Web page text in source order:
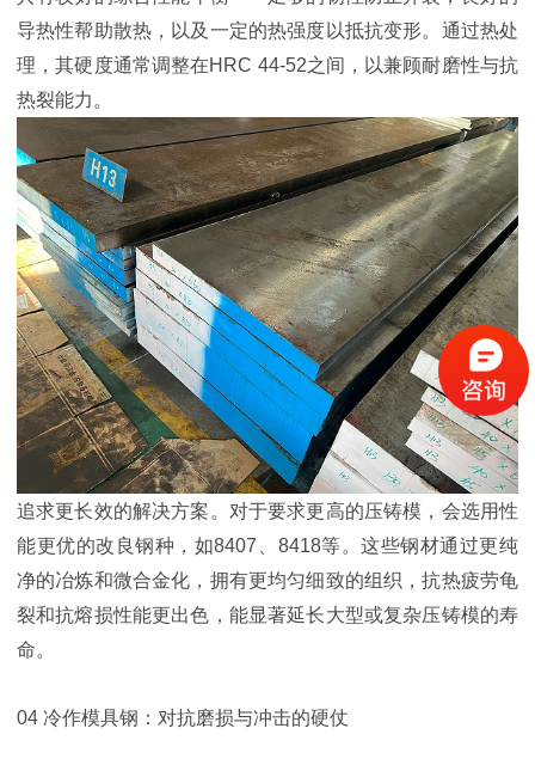
导热性帮助散热，以及一定的热强度以抵抗变形。通过热处
理，其硬度通常调整在HRC 44-52之间，以兼顾耐磨性与抗
热裂能力。
追求更长效的解决方案。对于要求更高的压铸模，会选用性
能更优的改良钢种，如8407、8418等。这些钢材通过更纯
净的冶炼和微合金化，拥有更均匀细致的组织，抗热疲劳龟
裂和抗熔损性能更出色，能显著延长大型或复杂压铸模的寿
命。
04 冷作模具钢：对抗磨损与冲击的硬仗